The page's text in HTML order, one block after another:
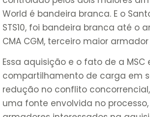
World é bandeira branca. E o
STS10, foi bandeira branca até o
CMA CGM, terceiro maior
Essa aquisição e o fato de a
compartilhamento de carga em
redução no conflito
uma fonte envolvida no